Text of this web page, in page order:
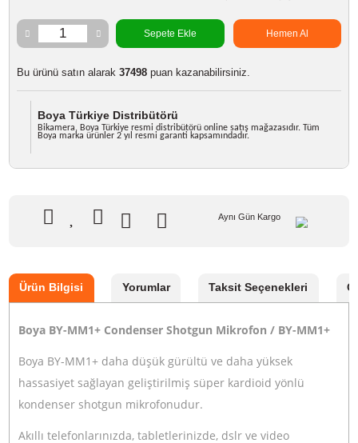
Marka
BOYA